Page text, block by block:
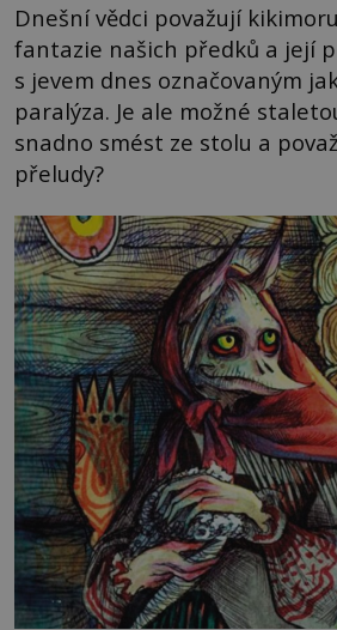
Dnešní vědci považují
fantazie našich předků a její
s jevem dnes označovaným
paralýza. Je ale možné
snadno smést ze stolu a
přeludy?